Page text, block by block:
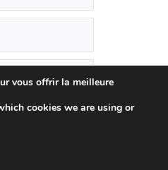
vous offrir la meilleure
cookies we are using or